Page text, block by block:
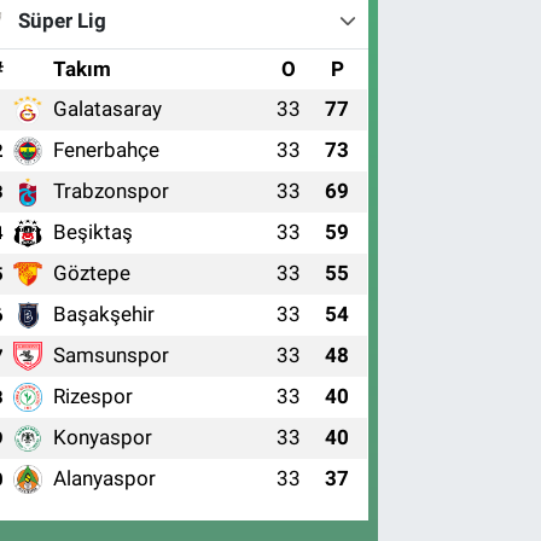
Süper Lig
Takım O P
Galatasaray 33 77
Fenerbahçe 33 73
Trabzonspor 33 69
Beşiktaş 33 59
Göztepe 33 55
Başakşehir 33 54
Samsunspor 33 48
Rizespor 33 40
Konyaspor 33 40
Alanyaspor 33 37